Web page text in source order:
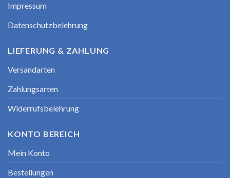
Impressum
Datenschutzbelehrung
LIEFERUNG & ZAHLUNG
Versandarten
Zahlungsarten
Widerrufsbelehrung
KONTO BEREICH
Mein Konto
Bestellungen